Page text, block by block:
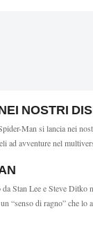
NOSTRI
Man si lancia nei
ad avventure nel
da Stan Lee e Steve
“senso di ragno” che